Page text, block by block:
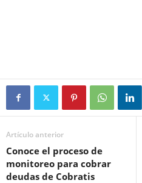
Artículo anterior
Conoce el proceso de
monitoreo para cobrar
deudas de Cobratis